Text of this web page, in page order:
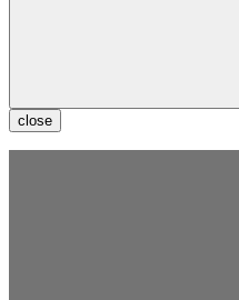
close